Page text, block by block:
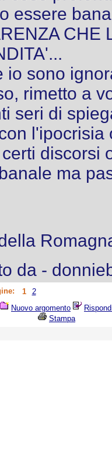
essere
CHE
io sono
rimetto a
seri di
l'ipocrisia
discorsi
ma
da -
1
2
Nuovo argomento
Stampa